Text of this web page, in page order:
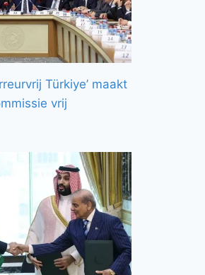
Türkiye’ maakt
vrij